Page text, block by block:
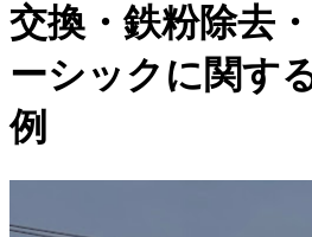
交換・鉄粉除去
ーシックに関す
例